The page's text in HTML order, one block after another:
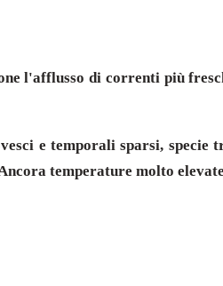
l'afflusso di correnti più
e temporali sparsi,
temperature molto